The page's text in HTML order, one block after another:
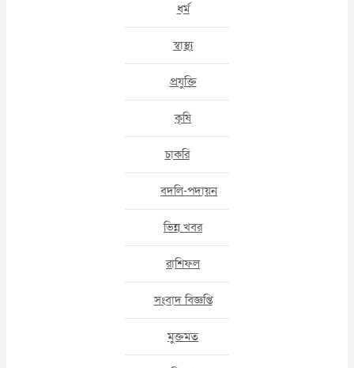
ধর্ম
স্বাস্থ্য
প্রযুক্তি
কৃষি
চাকরি
বদলি-পদায়ন
ভিন্ন খবর
রাশিফল
সংবাদ বিজ্ঞপ্তি
মুক্তমত